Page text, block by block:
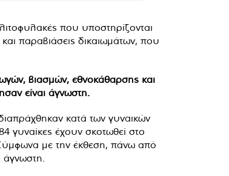
που υποστηρίζονται
παραβιάσεις δικαιωμάτων, που
βιασμών, εθνοκάθαρσης και
είναι άγνωστη.
κατά των γυναικών
γυναίκες έχουν σκοτωθεί στο
με την έκθεση, πάνω από